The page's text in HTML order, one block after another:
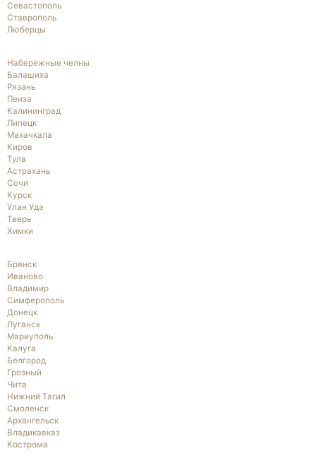
Севастополь
Ставрополь
Люберцы
Набережные челны
Балашиха
Рязань
Пенза
Калининград
Липецк
Махачкала
Киров
Тула
Астрахань
Сочи
Курск
Улан Удэ
Тверь
Химки
Брянск
Иваново
Владимир
Симферополь
Донецк
Луганск
Мариуполь
Калуга
Белгород
Грозный
Чита
Нижний Тагил
Смоленск
Архангельск
Владикавказ
Кострома